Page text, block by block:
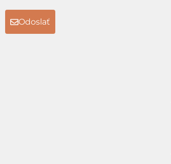
Odoslať